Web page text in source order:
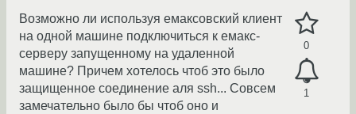
0
1
Возможно ли используя емаксовский клиент
на одной машине подключиться к емакс-
серверу запущенному на удаленной
машине? Причем хотелось чтоб это было
защищенное соединение аля ssh... Совсем
замечательно было бы чтоб оно и